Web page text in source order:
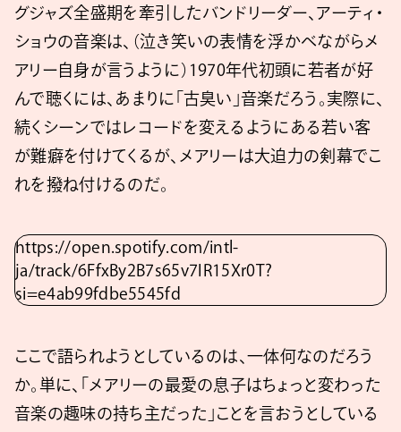
グジャズ全盛期を牽引したバンドリーダー、アーティ・
ショウの音楽は、（泣き笑いの表情を浮かべながらメ
アリー自身が言うように）1970年代初頭に若者が好
んで聴くには、あまりに「古臭い」音楽だろう。実際に、
続くシーンではレコードを変えるようにある若い客
が難癖を付けてくるが、メアリーは大迫力の剣幕でこ
れを撥ね付けるのだ。
https://open.spotify.com/intl-
ja/track/6FfxBy2B7s65v7IR15Xr0T?
si=e4ab99fdbe5545fd
ここで語られようとしているのは、一体何なのだろう
か。単に、「メアリーの最愛の息子はちょっと変わった
音楽の趣味の持ち主だった」ことを言おうとしている